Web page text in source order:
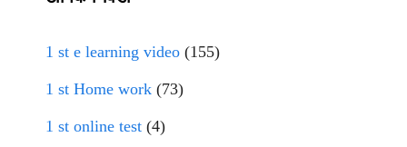
1 st e learning video (155)
1 st Home work (73)
1 st online test (4)